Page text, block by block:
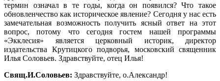
термин означал в те годы, когда он появился? Что такое
обновленчество как историческое явление? Сегодня у нас есть
замечательная возможность получить ясный ответ на этот
вопрос, потому что сегодня гостем нашей программы
«Экклесия» является церковный историк, директор
издательства Крутицкого подворья, московский священник
Илья Соловьев. Здравствуйте, отец Илья!
Свящ.И.Соловьев: Здравствуйте, о.Александр!